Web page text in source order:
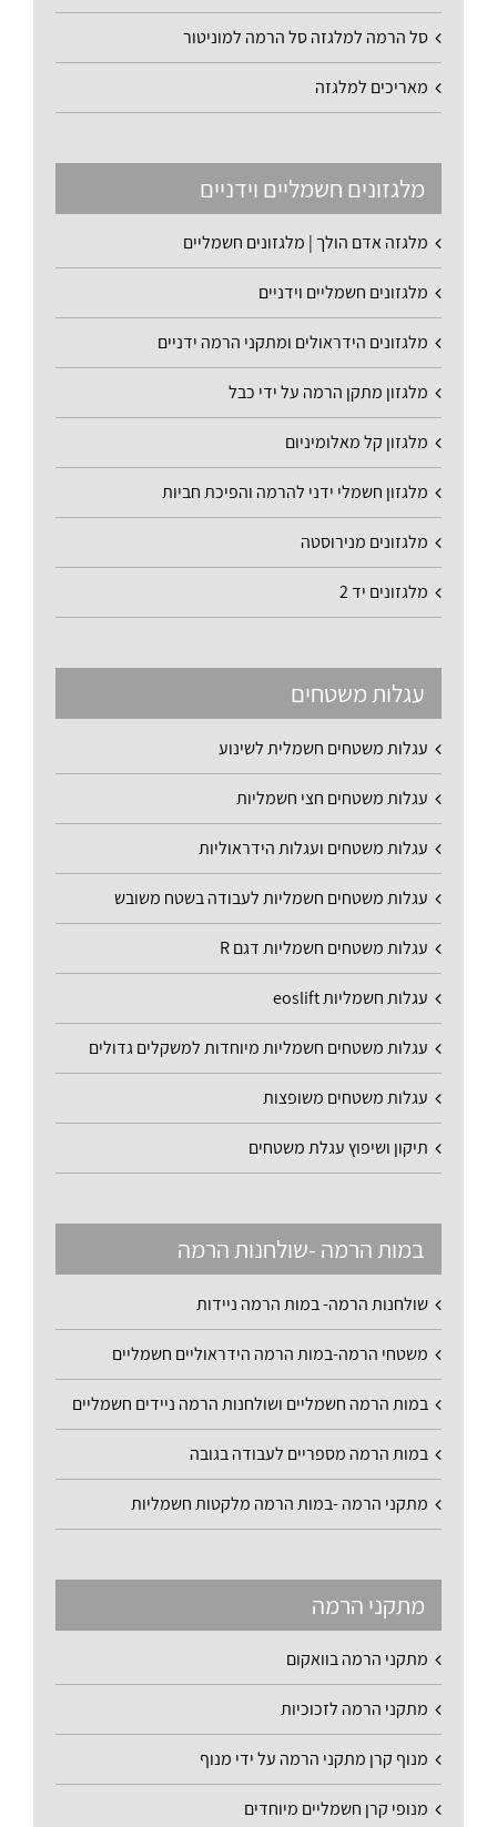
סל הרמה למלגזה סל הרמה למוניטור
מאריכים למלגזה
מלגזונים חשמליים וידניים
מלגזה אדם הולך | מלגזונים חשמליים
מלגזונים חשמליים וידניים
מלגזונים הידראולים ומתקני הרמה ידניים
מלגזון מתקן הרמה על ידי כבל
מלגזון קל מאלומיניום
מלגזון חשמלי ידני להרמה והפיכת חביות
מלגזונים מנירוסטה
מלגזונים יד 2
עגלות משטחים
עגלות משטחים חשמלית לשינוע
עגלות משטחים חצי חשמליות
עגלות משטחים ועגלות הידראוליות
עגלות משטחים חשמליות לעבודה בשטח משובש
עגלות משטחים חשמליות דגם R
עגלות חשמליות eoslift
עגלות משטחים חשמליות מיוחדות למשקלים גדולים
עגלות משטחים משופצות
תיקון ושיפוץ עגלת משטחים
במות הרמה -שולחנות הרמה
שולחנות הרמה- במות הרמה ניידות
משטחי הרמה-במות הרמה הידראוליים חשמליים
במות הרמה חשמליים ושולחנות הרמה ניידים חשמליים
במות הרמה מספריים לעבודה בגובה
מתקני הרמה -במות הרמה מלקטות חשמליות
מתקני הרמה
מתקני הרמה בוואקום
מתקני הרמה לזכוכיות
מנוף קרן מתקני הרמה על ידי מנוף
מנופי קרן חשמליים מיוחדים